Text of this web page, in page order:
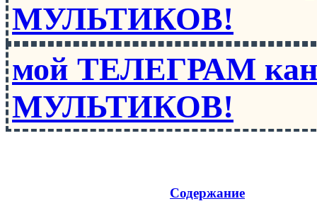
МУЛЬТИКОВ!
мой ТЕЛЕГРАМ
МУЛЬТИКОВ!
Содержание